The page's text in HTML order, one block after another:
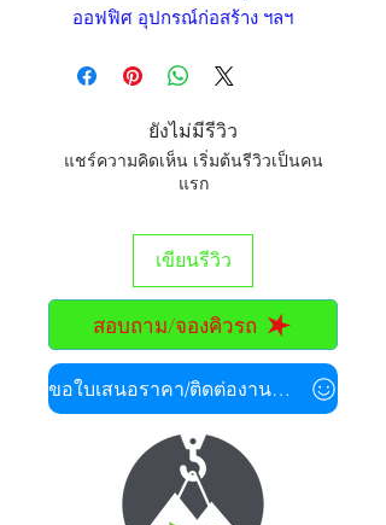
ออฟฟิศ อุปกรณ์ก่อสร้าง ฯลฯ
ยังไม่มีรีวิว
แชร์ความคิดเห็น เริ่มต้นรีวิวเป็นคน
แรก
เขียนรีวิว
สอบถาม/จองคิวรถ
ขอใบเสนอราคา/ติดต่องานด่วน